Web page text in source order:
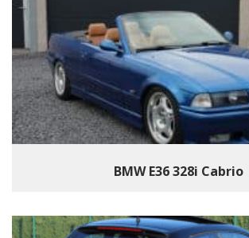
BMW E36 328i Cabrio